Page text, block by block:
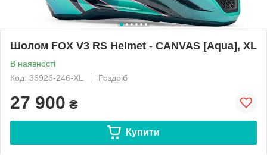
Шолом FOX V3 RS Helmet - CANVAS [Aqua], XL
В наявності
Код: 36926-246-XL
Роздріб
27 900 ₴
Купити